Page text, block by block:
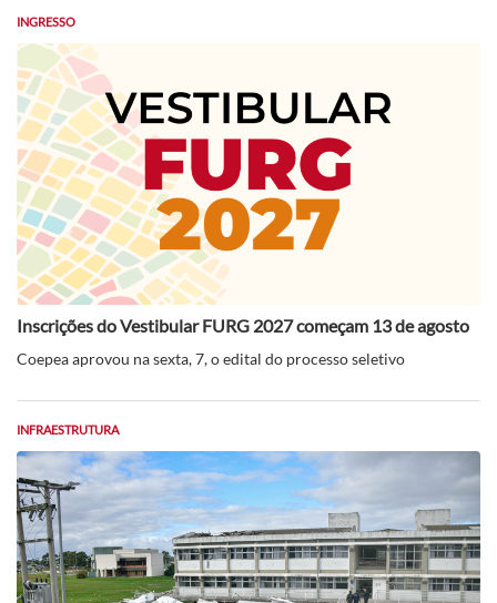
INGRESSO
Inscrições do Vestibular FURG 2027 começam 13 de agosto
Coepea aprovou na sexta, 7, o edital do processo seletivo
INFRAESTRUTURA